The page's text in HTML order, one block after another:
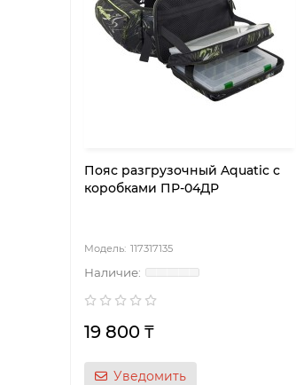
Пояс разгрузочный Aquatic с
коробками ПР-04ДР
117317135
19 800 ₸
Уведомить